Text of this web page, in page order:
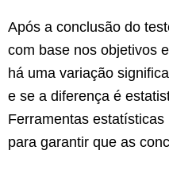
Após a conclusão do
com base nos objetivos
há uma variação
e se a diferença é
Ferramentas
para garantir que as